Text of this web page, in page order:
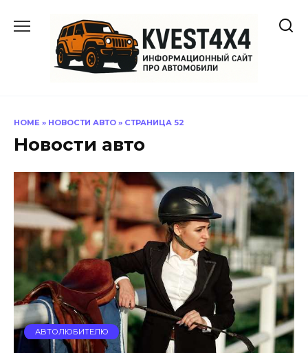
содержанию
HOME » НОВОСТИ АВТО » СТРАНИЦА 52
Новости авто
АВТОЛЮБИТЕЛЮ